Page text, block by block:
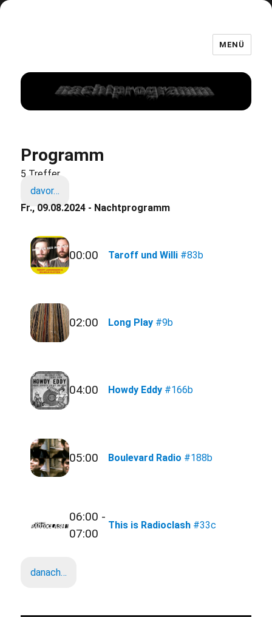
MENÜ
Programm
5 Treffer
davor…
Fr., 09.08.2024 - Nachtprogramm
00:00 Taroff und Willi #83b
02:00 Long Play #9b
04:00 Howdy Eddy #166b
05:00 Boulevard Radio #188b
06:00 -
07:00
This is Radioclash #33c
danach…